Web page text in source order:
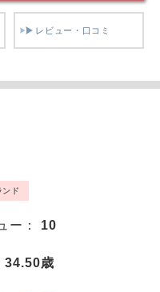
レビュー・口コミ
ンド
ー： 10
34.50歳